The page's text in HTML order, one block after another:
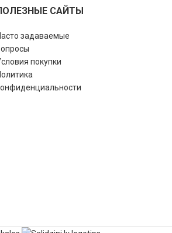
САЙТЫ
задаваемые
покупки